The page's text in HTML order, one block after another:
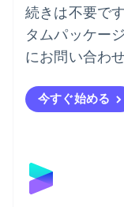
続きは不要で
タムパッケー
にお問い合わ
今すぐ始める
ノルウェー
ハンガリー
English
EnglishSvenska
ブラジル
ブルガリア
English